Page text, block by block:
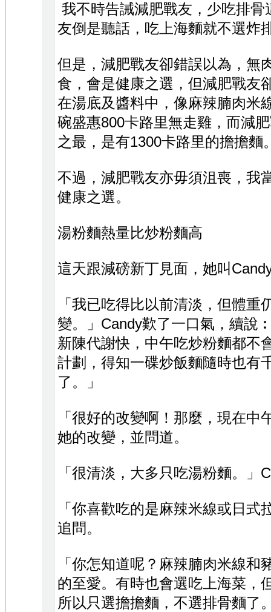
我不時告誡減肥戰友，少吃排骨
友倒是聽話，吃上海麵就不選炸
但是，減肥戰友卻錯誤以為，無
食，會是健康之選，但減肥戰友
在湯底及醬料中，像麻辣腩肉米
碗盛惠800卡路里無走雞，而減
之最，是有1300卡路里的擔擔麵
不過，減肥戰友亦毋須沮喪，我
健康之選。
湯粉麵熱量比炒粉麵高
這天跟減磅新丁見面，她叫
「我已吃得比以前清淡，但體重
變。」Candy歎了一口氣，續說
新陳代謝快，中午吃炒粉麵都不
計劃，得知一碟炒飯麵隨時也有
了。」
「很好的改變啊！那麼，現在中
她的改變，並問道。
「很清淡，大多只吃湯粉麵。」
「你喜歡吃的是麻辣米線或日式
追問。
「你怎知道呢？麻辣腩肉米線和
的至愛。有時也會選吃上海菜，
所以只選擔擔麵，不選排骨麵了